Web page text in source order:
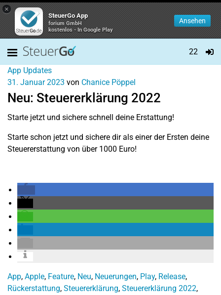
×
SteuerGo App
forium GmbH
kostenlos - In Google Play
Ansehen
22
App Updates
31. Januar 2023 von Chanice Pöppel
Neu: Steuererklärung 2022
Starte jetzt und sichere schnell deine Erstattung!
Starte schon jetzt und sichere dir als einer der Ersten deine
Steuererstattung von über 1000 Euro!
App, Apple, Feature, Neu, Neuerungen, Play, Release,
Rückerstattung, Steuererklärung, Steuererklärung 2022,